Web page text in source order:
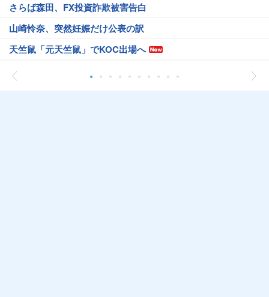
さらば森田、FX投資詐欺被害告白
山崎怜奈、突然妊娠だけ公表の訳
天竺鼠「元天竺鼠」でKOC出場へ